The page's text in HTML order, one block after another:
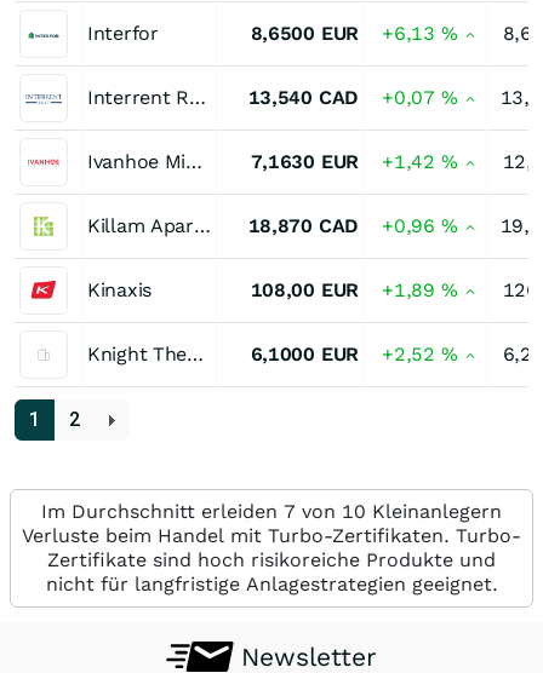
Interfor 8,6500 EUR +6,13 %
Interrent Real Estate Investment Trust Trust Units 13,540 CAD +0,07 %
Ivanhoe Mines Registered (A) 7,1630 EUR +1,42 %
Killam Apartment Real Estate Investment Trust 18,870 CAD +0,96 %
Kinaxis 108,00 EUR +1,89 %
Knight Therapeutics 6,1000 EUR +2,52 %
1 2
Im Durchschnitt erleiden 7 von 10 Kleinanlegern
Verluste beim Handel mit Turbo-Zertifikaten. Turbo-
Zertifikate sind hoch risikoreiche Produkte und
nicht für langfristige Anlagestrategien geeignet.
Newsletter